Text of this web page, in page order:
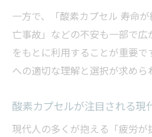
一方で、「酸素カプセル 寿命
亡事故」などの不安も一部で
をもとに利用することが重要で
への適切な理解と選択が求めら
酸素カプセルが注目される現
現代人の多くが抱える「疲労